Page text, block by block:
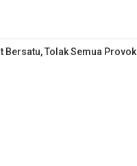
Bersatu, Tolak Semua